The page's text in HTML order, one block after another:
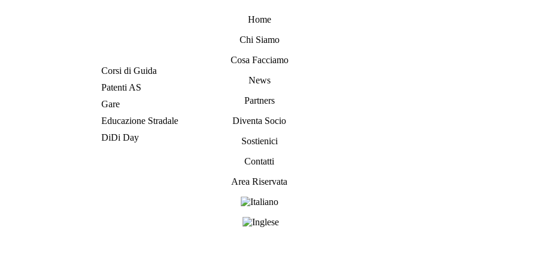
Home
Chi Siamo
Cosa Facciamo
Corsi di Guida
Patenti AS
Gare
Educazione Stradale
DiDi Day
News
Partners
Diventa Socio
Sostienici
Contatti
Area Riservata